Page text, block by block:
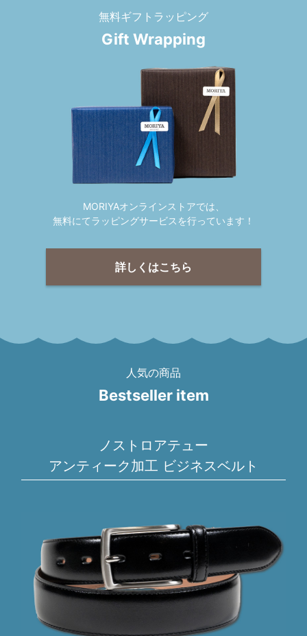
無料ギフトラッピング
Gift Wrapping
MORIYAオンラインストアでは、
無料にてラッピングサービスを行っています！
詳しくはこちら
人気の商品
Bestseller item
ノストロアテュー
アンティーク加工 ビジネスベルト